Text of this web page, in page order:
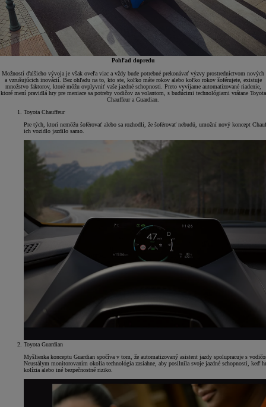
Pohľad dopredu
Možností ďalšieho vývoja je však oveľa viac a vždy bude potrebné prekonávať výzvy prostredníctvom nových
a vzrušujúcich inovácií. Bez ohľadu na to, kto ste, koľko máte rokov alebo koľko rokov šoférujete, existuje
množstvo faktorov, ktoré môžu ovplyvniť vaše jazdné schopnosti. Preto vyvíjame automatizované riadenie,
ktoré mení pravidlá hry pre meniace sa potreby vodičov za volantom, s budúcimi technológiami vrátane Toyota
Chauffeur a Guardian.
Toyota Chauffeur
Pre tých, ktorí nemôžu šoférovať alebo sa rozhodli, že šoférovať nebudú, umožní nový koncept
ich vozidlo jazdilo samo.
Toyota Guardian
Myšlienka konceptu Guardian spočíva v tom, že automatizovaný asistent jazdy spolupracuje s
Neustálym monitorovaním okolia technológia zasiahne, aby posilnila svoje jazdné schopnosti, keď
kolízia alebo iné bezpečnostné riziko.